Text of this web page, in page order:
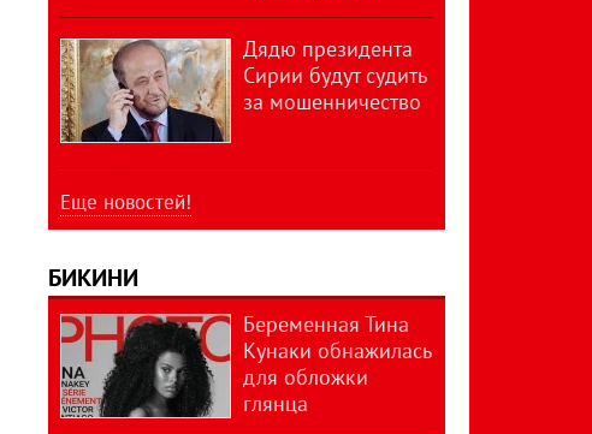
Дядю президента
Сирии будут судить
за мошенничество
Еще новостей!
БИКИНИ
Беременная Тина
Кунаки обнажилась
для обложки
глянца